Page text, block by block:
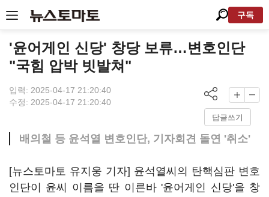
구독
'윤어게인 신당' 창당 보류…변호인단
"국힘 압박 빗발쳐"
입력: 2025-04-17 21:20:40
수정: 2025-04-17 21:20:40
답글쓰기
배의철 등 윤석열 변호인단, 기자회견 돌연 '취소'
[뉴스토마토 유지웅 기자] 윤석열씨의 탄핵심판 변호
인단이 윤씨 이름을 딴 이른바 '윤어게인 신당'을 창